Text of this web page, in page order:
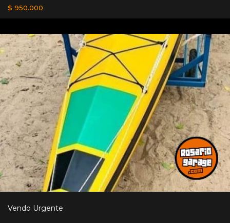
$ 950.000
Vendo Urgente